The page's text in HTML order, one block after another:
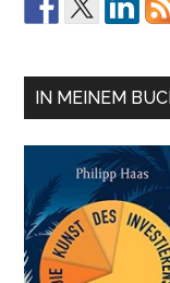
IN MEINEM